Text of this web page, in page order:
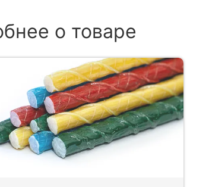
о товаре